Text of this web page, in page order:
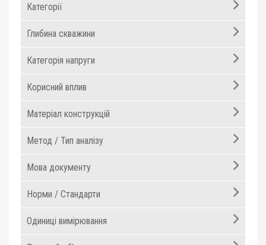
Категорії
Глибина скважини
Категорія напруги
Корисний вплив
Матеріал конструкцій
Метод / Тип аналізу
Мова документу
Норми / Стандарти
Одиниці вимірювання